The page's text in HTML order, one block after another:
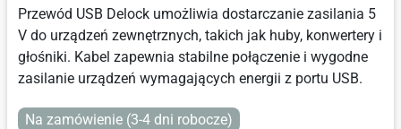
Przewód USB Delock umożliwia dostarczanie zasilania 5
V do urządzeń zewnętrznych, takich jak huby, konwertery i
głośniki. Kabel zapewnia stabilne połączenie i wygodne
zasilanie urządzeń wymagających energii z portu USB.
Na zamówienie (3-4 dni robocze)